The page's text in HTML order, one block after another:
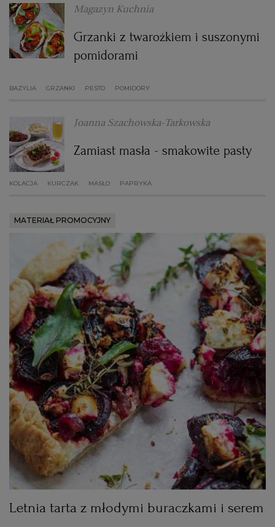
Magazyn Kuchnia
Grzanki z twarożkiem i suszonymi
pomidorami
BAZYLIA GRZANKI PESTO POMIDORY
Joanna Szachowska-Tarkowska
Zamiast masła - smakowite pasty
KOLACJA KURCZAK MASŁO PAPRYKA
MATERIAŁ PROMOCYJNY
Letnia tarta z młodymi buraczkami i serem